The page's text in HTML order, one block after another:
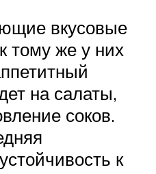
вкусовые
тому же у них
на салаты,
соков.
к